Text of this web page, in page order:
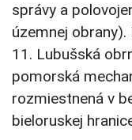
správy a
územnej
11. Lubušská
pomorská
rozmiestnená v
bieloruskej